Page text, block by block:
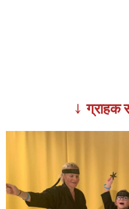
↓ ग्राहक